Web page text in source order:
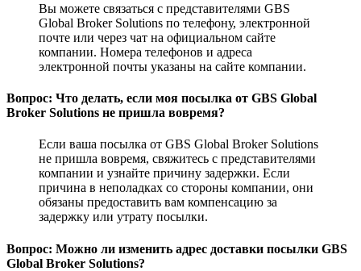
Вы можете связаться с представителями GBS
Global Broker Solutions по телефону, электронной
почте или через чат на официальном сайте
компании. Номера телефонов и адреса
электронной почты указаны на сайте компании.
Вопрос: Что делать, если моя посылка от GBS Global
Broker Solutions не пришла вовремя?
Если ваша посылка от GBS Global Broker Solutions
не пришла вовремя, свяжитесь с представителями
компании и узнайте причину задержки. Если
причина в неполадках со стороны компании, они
обязаны предоставить вам компенсацию за
задержку или утрату посылки.
Вопрос: Можно ли изменить адрес доставки посылки GBS
Global Broker Solutions?